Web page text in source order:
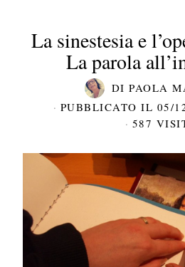
La sinestesia e
La parola
DIPAOLA
PUBBLICATO IL 05/
587